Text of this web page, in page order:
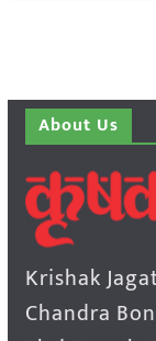
About Us
Krishak
Chandra